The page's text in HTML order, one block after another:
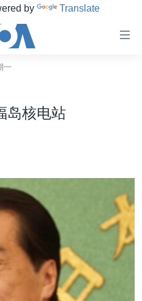
by Translate
一
岛核电站